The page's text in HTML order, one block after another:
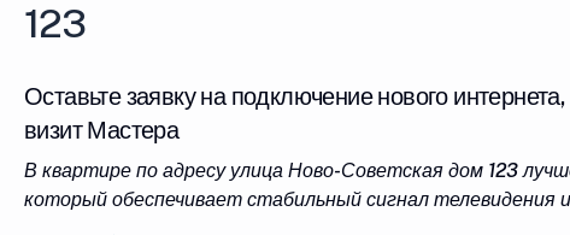
123
Оставьте заявку на подключение нового
визит Мастера
В квартире по адресу улица Ново-Советская дом 123
который обеспечивает стабильный сигнал